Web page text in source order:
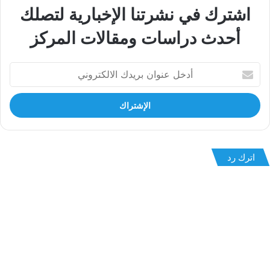
اشترك في نشرتنا الإخبارية لتصلك
أحدث دراسات ومقالات المركز
عنوان
بريدك
الالكتروني
اترك رد